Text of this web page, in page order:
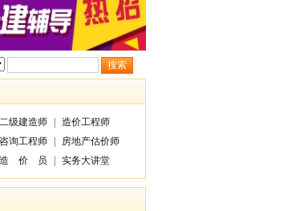
二级建造师
造价工程师
咨询工程师
房地产估价师
造 价 员 实务大讲堂